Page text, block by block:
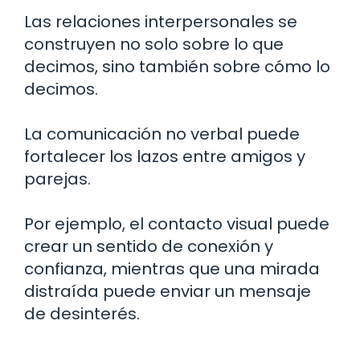
Las relaciones interpersonales se
construyen no solo sobre lo que
decimos, sino también sobre cómo lo
decimos.
La comunicación no verbal puede
fortalecer los lazos entre amigos y
parejas.
Por ejemplo, el contacto visual puede
crear un sentido de conexión y
confianza, mientras que una mirada
distraída puede enviar un mensaje
de desinterés.